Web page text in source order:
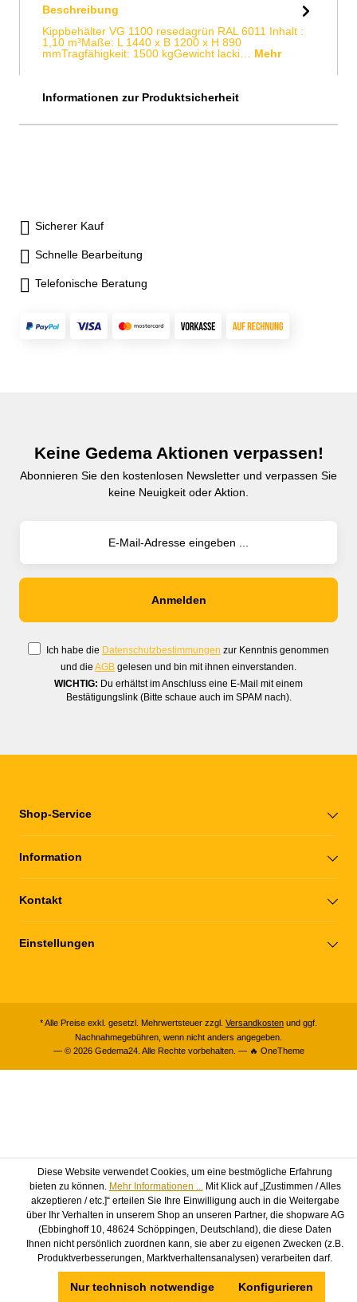
Beschreibung
Kippbehälter VG 1100 resedagrün RAL 6011 Inhalt :
1,10 m³Maße: L 1440 x B 1200 x H 890
mmTragfähigkeit: 1500 kgGewicht lacki… Mehr
Informationen zur Produktsicherheit
Sicherer Kauf
Schnelle Bearbeitung
Telefonische Beratung
Keine Gedema Aktionen verpassen!
Abonnieren Sie den kostenlosen Newsletter und verpassen Sie
keine Neuigkeit oder Aktion.
Ich habe die Datenschutzbestimmungen zur Kenntnis genommen
und die AGB gelesen und bin mit ihnen einverstanden.
WICHTIG: Du erhältst im Anschluss eine E-Mail mit einem
Bestätigungslink (Bitte schaue auch im SPAM nach).
Shop-Service
Information
Kontakt
Einstellungen
* Alle Preise exkl. gesetzl. Mehrwertsteuer zzgl. Versandkosten und ggf.
Nachnahmegebühren, wenn nicht anders angegeben.
— © 2026 Gedema24. Alle Rechte vorbehalten. — 🔥 OneTheme
Diese Website verwendet Cookies, um eine bestmögliche Erfahrung
bieten zu können. Mehr Informationen ...Mit Klick auf „[Zustimmen / Alles
akzeptieren / etc.]“ erteilen Sie Ihre Einwilligung auch in die Weitergabe
über Ihr Verhalten in unserem Shop an unseren Partner, die shopware AG
(Ebbinghoff 10, 48624 Schöppingen, Deutschland), die diese Daten
Ihnen nicht persönlich zuordnen kann, sie aber zu eigenen Zwecken (z.B.
Produktverbesserungen, Marktverhaltensanalysen) verarbeiten darf.
Nur technisch notwendige Konfigurieren